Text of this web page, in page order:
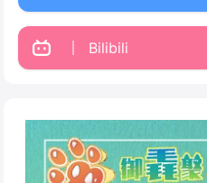
Bilibili